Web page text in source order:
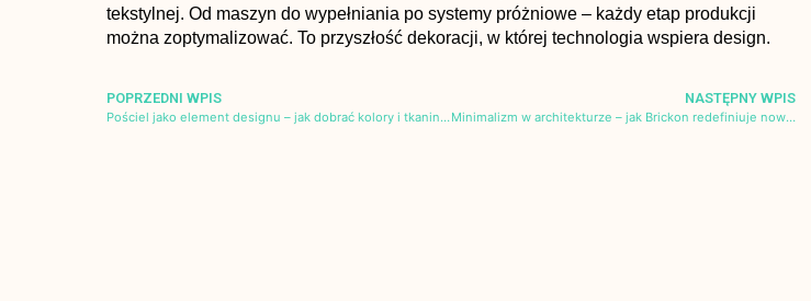
tekstylnej. Od maszyn do wypełniania po systemy próżniowe – każdy etap produkcji
można zoptymalizować. To przyszłość dekoracji, w której technologia wspiera design.
POPRZEDNI WPIS
Pościel jako element designu – jak dobrać kolory i tkaniny, aby odmienić wnętrze?
NASTĘPNY WPIS
Minimalizm w architekturze – jak Brickon redefiniuje nowoczesną budowę domu jednorodzinnego